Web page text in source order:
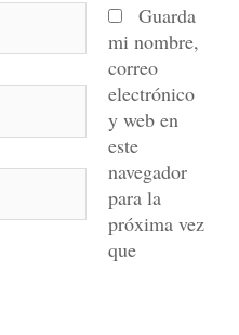
Guarda
mi nombre,
correo
electrónico
y web en
este
navegador
para la
próxima vez
que